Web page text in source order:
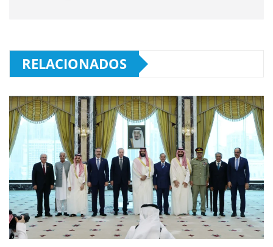
RELACIONADOS